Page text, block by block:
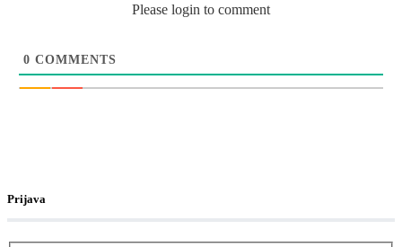
Please login to comment
0 COMMENTS
Prijava